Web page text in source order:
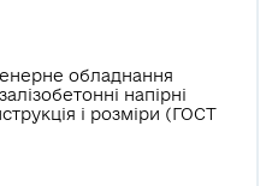
обладнання
напірні
і розміри (ГОСТ